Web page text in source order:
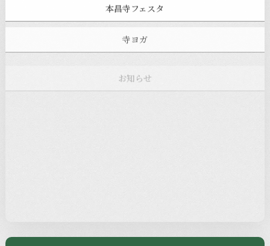
本昌寺フェスタ
注目の記事